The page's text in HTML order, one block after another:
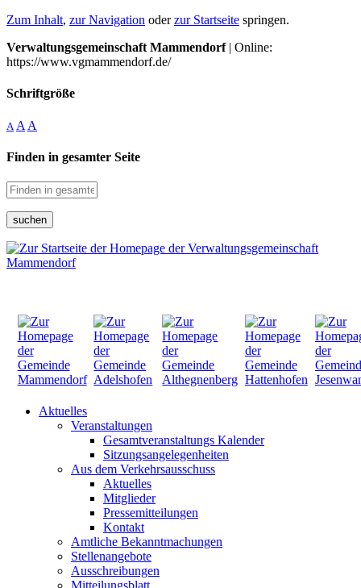
Zum Inhalt, zur Navigation oderzur Startseite springen.
Verwaltungsgemeinschaft Mammendorf| Online:
https://www.vgmammendorf.de/
Schriftgröße
A A A
Finden in gesamter Seite
suchen
Aktuelles
Veranstaltungen
Gesamtveranstaltungs Kalender
Sitzungsangelegenheiten
Aus dem Verkehrsausschuss
Aktuelles
Mitglieder
Pressemitteilungen
Kontakt
Amtliche Bekanntmachungen
Stellenangebote
Ausschreibungen
Mitteilungsblatt